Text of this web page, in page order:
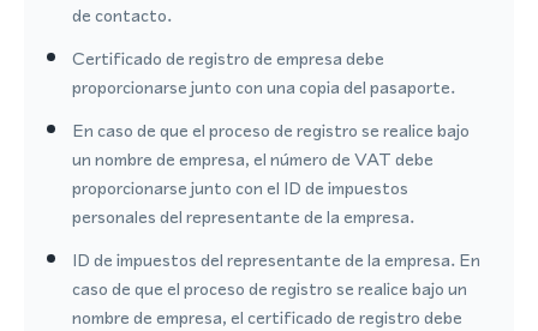
de contacto.
Certificado de registro de empresa debe
proporcionarse junto con una copia del pasaporte.
En caso de que el proceso de registro se realice bajo
un nombre de empresa, el número de VAT debe
proporcionarse junto con el ID de impuestos
personales del representante de la empresa.
ID de impuestos del representante de la empresa. En
caso de que el proceso de registro se realice bajo un
nombre de empresa, el certificado de registro debe